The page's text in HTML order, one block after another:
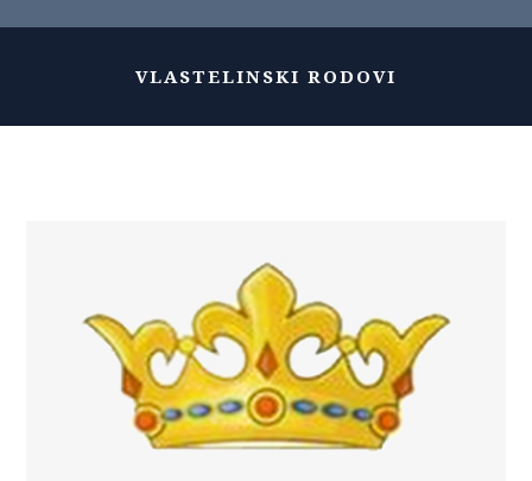
VLASTELINSKI RODOVI